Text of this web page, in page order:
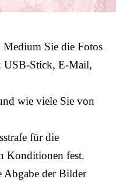
Medium Sie die Fotos
USB-Stick, E-Mail,
wie viele Sie von
für die
Konditionen fest.
Abgabe der Bilder